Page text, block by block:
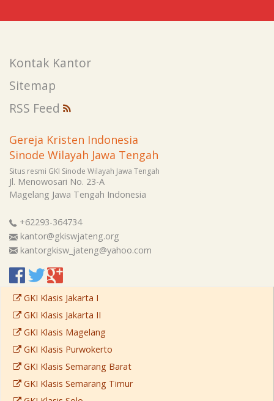
Kontak Kantor
Sitemap
RSS Feed
Gereja Kristen Indonesia
Sinode Wilayah Jawa Tengah
Situs resmi GKI Sinode Wilayah Jawa Tengah
Jl. Menowosari No. 23-A
Magelang Jawa Tengah Indonesia
+62293-364734
kantor@gkiswjateng.org
kantorgkisw_jateng@yahoo.com
GKI Klasis Jakarta I
GKI Klasis Jakarta II
GKI Klasis Magelang
GKI Klasis Purwokerto
GKI Klasis Semarang Barat
GKI Klasis Semarang Timur